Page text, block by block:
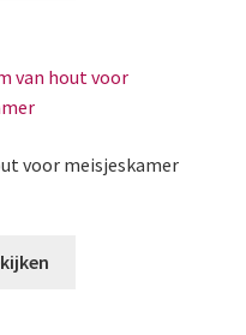
voor meisjeskamer